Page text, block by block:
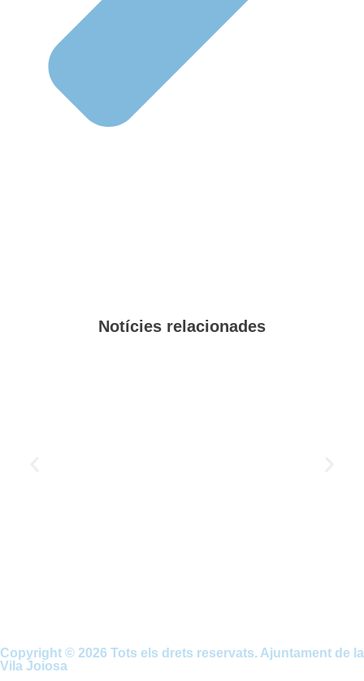
Notícies relacionades
Copyright © 2026 Tots els drets reservats. Ajuntament de la
Vila Joiosa